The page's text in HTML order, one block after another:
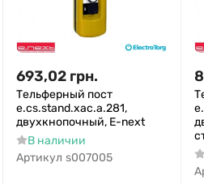
693,02 грн.
Тельферный пост
e.cs.stand.xac.a.281,
двухкнопочный, E-next
В наличии
Артикул s007005